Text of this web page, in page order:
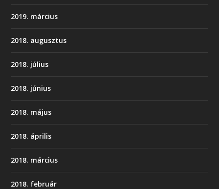
2019. március
2018. augusztus
2018. július
2018. június
2018. május
2018. április
2018. március
2018. február